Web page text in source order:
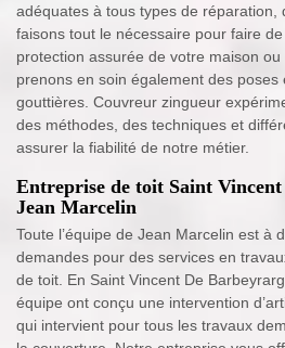
adéquates à tous types de réparation,
faisons tout le nécessaire pour faire
protection assurée de votre maison
prenons en soin également des poses
gouttières. Couvreur zingueur
des méthodes, des techniques et
assurer la fiabilité de notre métier.
Entreprise de toit Saint
Jean Marcelin
Toute l’équipe de Jean Marcelin est à
demandes pour des services en
de toit. En Saint Vincent De
équipe ont conçu une intervention
qui intervient pour tous les travaux